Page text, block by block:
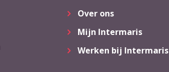
Over ons
Mijn Intermaris
Werken bij Intermaris